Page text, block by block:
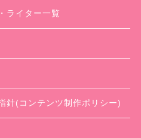
ライター一覧
針(コンテンツ制作ポリシー)